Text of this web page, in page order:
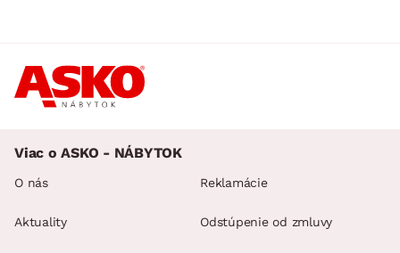
Viac o ASKO - NÁBYTOK
O nás
Aktuality
Reklamácie
Odstúpenie od zmluvy